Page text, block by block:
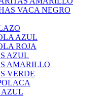
VACA NEGRO
AZUL
ROJA
AZUL
AMARILLO
VERDE
AZUL